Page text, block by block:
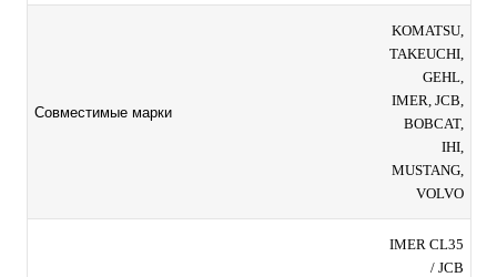
Совместимые марки
KOMATSU,
TAKEUCHI,
GEHL,
IMER, JCB,
BOBCAT,
IHI,
MUSTANG,
VOLVO
IMER CL35
/ JCB